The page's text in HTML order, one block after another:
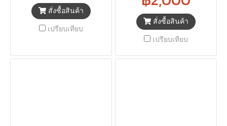
สั่งซื้อสินค้า
เปรียบเทียบ
สั่งซื้อสินค้า
เปรียบเทียบ